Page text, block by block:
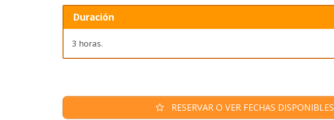
Duración
3 horas.
RESERVAR O VER FECHAS DISPONIBLES